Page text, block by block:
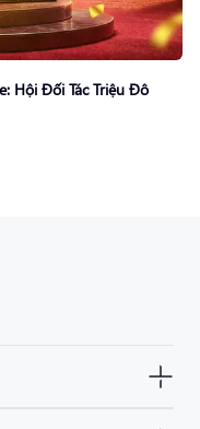
Hội Đối Tác Triệu Đô